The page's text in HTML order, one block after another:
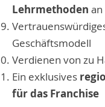
Lehrmethoden an
Geschäftsmodell
Verdienen von zu
Ein exklusives
für das Franchise